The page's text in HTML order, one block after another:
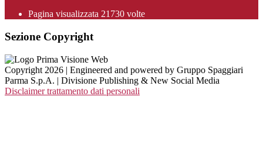
Pagina visualizzata 21730 volte
Sezione Copyright
Copyright 2026 | Engineered and powered by Gruppo Spaggiari
Parma S.p.A. | Divisione Publishing & New Social Media
Disclaimer trattamento dati personali